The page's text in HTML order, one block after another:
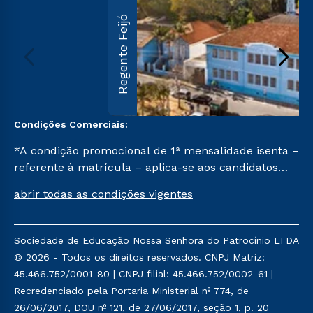
Regente Feijó
Condições Comerciais:
*A condição promocional de 1ª mensalidade isenta –
referente à matrícula – aplica-se aos candidatos
na prova on-line ou agendada, que ofertam bolsas
semestre de 2023, que ainda não tenham efetivado
e/ou não tenham cancelado ou trancado sua
matrícula em uma das Instituições da Cruzeiro do
Sul Educacional, no período de um ano. Tais
condições não se aplicam aos cursos de Medicina, e
abrir todas as condições vigentes
Sociedade de Educação Nossa Senhora do Patrocínio LTDA
© 2026 - Todos os direitos reservados. CNPJ Matriz:
45.466.752/0001-80 | CNPJ filial: 45.466.752/0002-61 |
Recredenciado pela Portaria Ministerial nº 774, de
26/06/2017, DOU nº 121, de 27/06/2017, seção 1, p. 20